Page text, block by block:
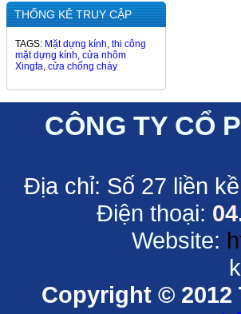
THỐNG KÊ TRUY CẬP
TAGS: Mặt dựng kính, thi công
mặt dựng kính, cửa nhôm
Xingfa, cửa chống cháy
CÔNG TY CỔ
Địa chỉ: Số 27 liền
Điện thoại:
Website:
Copyright ©